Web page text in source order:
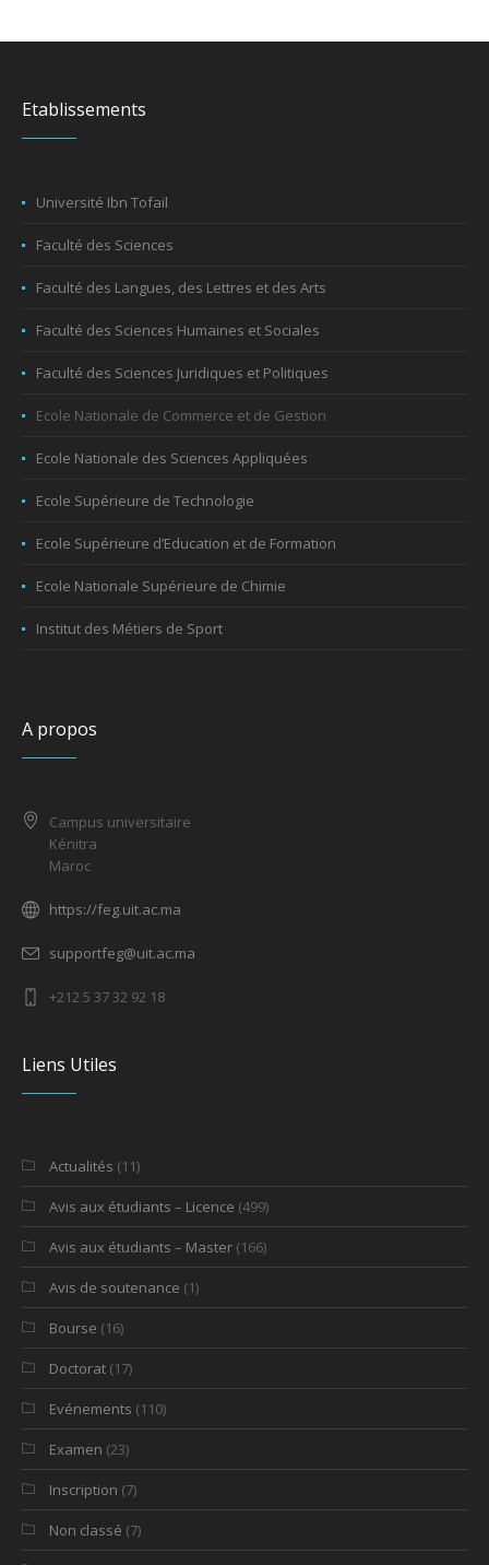
Etablissements
Université Ibn Tofail
Faculté des Sciences
Faculté des Langues, des Lettres et des Arts
Faculté des Sciences Humaines et Sociales
Faculté des Sciences Juridiques et Politiques
Ecole Nationale de Commerce et de Gestion
Ecole Nationale des Sciences Appliquées
Ecole Supérieure de Technologie
Ecole Supérieure d’Education et de Formation
Ecole Nationale Supérieure de Chimie
Institut des Métiers de Sport
A propos
Campus universitaire
Kénitra
Maroc
https://feg.uit.ac.ma
supportfeg@uit.ac.ma
+212 5 37 32 92 18
Liens Utiles
Actualités (11)
Avis aux étudiants – Licence (499)
Avis aux étudiants – Master (166)
Avis de soutenance (1)
Bourse (16)
Doctorat (17)
Evénements (110)
Examen (23)
Inscription (7)
Non classé (7)